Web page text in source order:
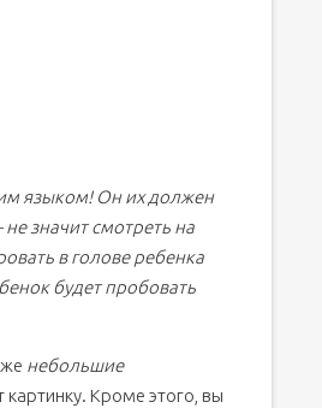
языком! Он их должен
значит смотреть на
в голове ребенка
будет пробовать
небольшие
Кроме этого, вы